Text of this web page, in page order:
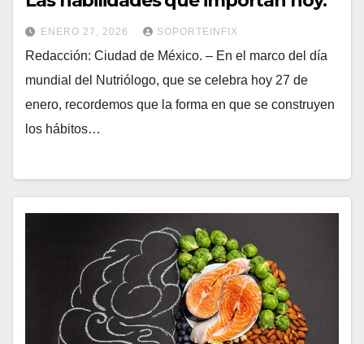
ENERO 27, 2026 SOPORTEINFIX
Redacción: Ciudad de México. – En el marco del día
mundial del Nutriólogo, que se celebra hoy 27 de
enero, recordemos que la forma en que se construyen
los hábitos…